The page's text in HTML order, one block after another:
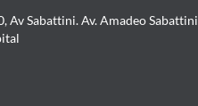
Av Sabattini. Av. Amadeo Sabattini